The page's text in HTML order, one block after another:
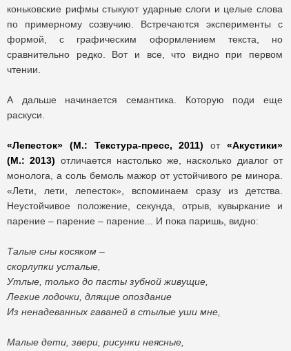
коньковские рифмы стыкуют ударные слоги и целые слова
по примерному созвучию. Встречаются эксперименты с
формой, с графическим оформлением текста, но
сравнительно редко. Вот и все, что видно при первом
чтении.
А дальше начинается семантика. Которую поди еще
раскуси.
«Лепесток» (М.: Текстура-пресс, 2011) от«Акустики»
(М.: 2013) отличается настолько же, насколько диалог от
монолога, а соль бемоль мажор от устойчивого ре минора.
«Лети, лети, лепесток», вспоминаем сразу из детства.
Неустойчивое положение, секунда, отрыв, кувыркание и
парение – парение – парение... И пока паришь, видно:
Талые сны косяком –
скорлупки усталые,
Утлые, только до пасты зубной живущие,
Легкие лодочки, длящие опоздание
Из ненадеванных гаваней в стылые уши мне,
Малые дети, звери, рисунки неясные,